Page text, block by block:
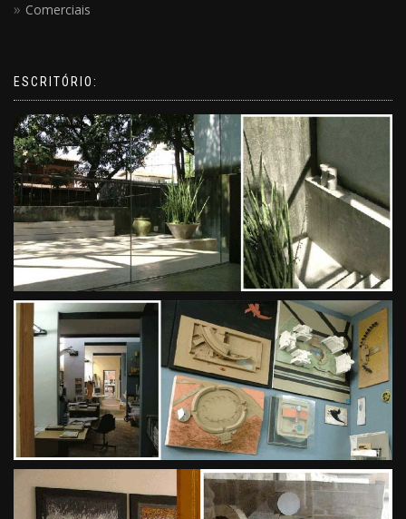
Comerciais
ESCRITÓRIO: